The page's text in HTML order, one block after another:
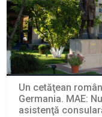
Un cetăţean
Germania. MAE:
asistenţă